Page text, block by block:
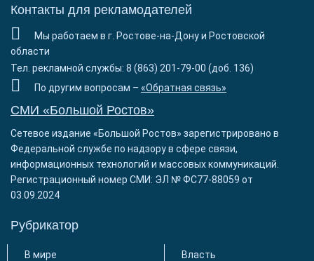
Контакты для рекламодателей
Мы работаем в г. Ростове-на-Дону и Ростовской
области
Тел. рекламной службы: 8 (863) 201-79-00 (доб. 136)
По другим вопросам – «Обратная связь»
СМИ «Большой Ростов»
Сетевое издание «Большой Ростов» зарегистрировано в
Федеральной службе по надзору в сфере связи,
информационных технологий и массовых коммуникаций.
Регистрационный номер СМИ: ЭЛ № ФС77-88059 от
03.09.2024
Рубрикатор
В мире
Власть